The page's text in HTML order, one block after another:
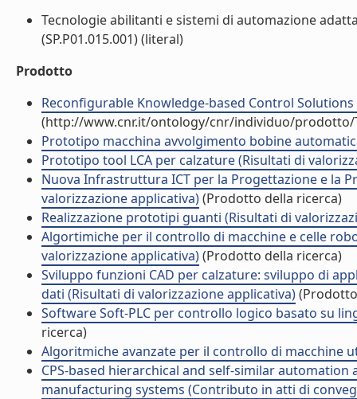
Tecnologie abilitanti e sistemi di automazione
(SP.P01.015.001) (literal)
Prodotto
Reconfigurable Knowledge-based Control
(http://www.cnr.it/ontology/cnr/individuo/prodotto/
Prototipo macchina avvolgimento bobine
Prototipo tool LCA per calzature (Risultati di
Nuova Infrastruttura ICT per la Progettazione e la
valorizzazione applicativa)(Prodotto della ricerca)
Realizzazione prototipi guanti (Risultati di
Algortimiche per il controllo di macchine e celle
valorizzazione applicativa)(Prodotto della ricerca)
Sviluppo funzioni CAD per calzature: sviluppo di
dati (Risultati di valorizzazione applicativa)
Software Soft-PLC per controllo logico basato su
ricerca)
Algoritmiche avanzate per il controllo di macchine
CPS-based hierarchical and self-similar
manufacturing systems (Contributo in atti di